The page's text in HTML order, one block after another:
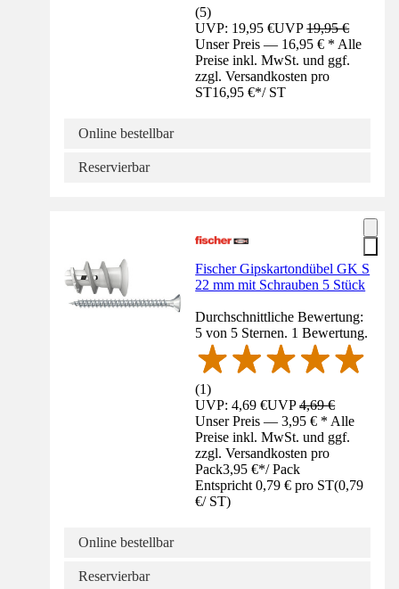
(5)
UVP: 19,95 €UVP19,95 €
Unser Preis — 16,95 € * Alle
Preise inkl. MwSt. und ggf.
zzgl. Versandkosten pro
ST16,95 €*/ ST
Online bestellbar
Reservierbar
Fischer Gipskartondübel GK S
22 mm mit Schrauben 5 Stück
Durchschnittliche Bewertung:
5 von 5 Sternen. 1 Bewertung.
(1)
UVP: 4,69 €UVP4,69 €
Unser Preis — 3,95 € * Alle
Preise inkl. MwSt. und ggf.
zzgl. Versandkosten pro
Pack3,95 €*/ Pack
Entspricht 0,79 € pro ST(0,79
€/ ST)
Online bestellbar
Reservierbar